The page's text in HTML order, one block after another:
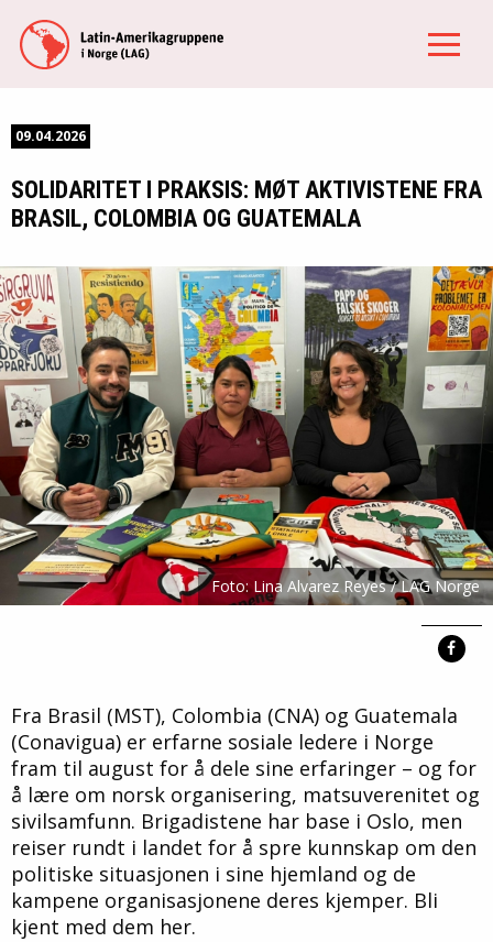
09.04.2026
SOLIDARITET I PRAKSIS: MØT AKTIVISTENE FRA
BRASIL, COLOMBIA OG GUATEMALA
Foto: Lina Alvarez Reyes / LAG Norge
Fra Brasil (MST), Colombia (CNA) og Guatemala
(Conavigua) er erfarne sosiale ledere i Norge
fram til august for å dele sine erfaringer – og for
å lære om norsk organisering, matsuverenitet og
sivilsamfunn. Brigadistene har base i Oslo, men
reiser rundt i landet for å spre kunnskap om den
politiske situasjonen i sine hjemland og de
kampene organisasjonene deres kjemper. Bli
kjent med dem her.